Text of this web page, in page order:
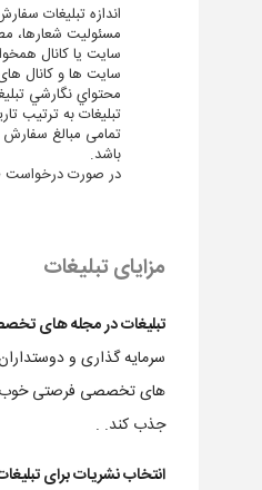
اندازه تبلیغات
مسئولیت شعارها،
سایت یا کانال
سایت ها و کانال
محتواي نگارشي
تبليغات به ترتيب
تمامی مبالغ
باشد.
در صورت درخواست
مزایای تبلیغات
تبلیغات در مجله های
سرمایه گذاری و
های تخصصی فرصتی خوب
جذب کند. .
انتخاب نشریات برای